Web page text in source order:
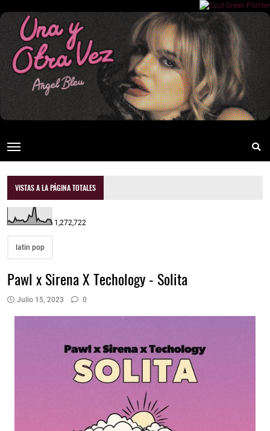
VISTAS A LA PÁGINA TOTALES
1,272,722
latin pop
Pawl x Sirena X Techology - Solita
Julio 15, 2023 0